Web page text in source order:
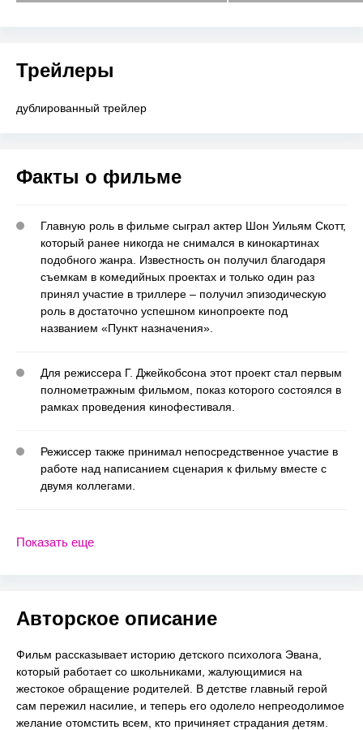
Трейлеры
дублированный трейлер
Факты о фильме
Главную роль в фильме сыграл актер Шон Уильям Скотт,
который ранее никогда не снимался в кинокартинах
подобного жанра. Известность он получил благодаря
съемкам в комедийных проектах и только один раз
принял участие в триллере – получил эпизодическую
роль в достаточно успешном кинопроекте под
названием «Пункт назначения».
Для режиссера Г. Джейкобсона этот проект стал первым
полнометражным фильмом, показ которого состоялся в
рамках проведения кинофестиваля.
Режиссер также принимал непосредственное участие в
работе над написанием сценария к фильму вместе с
двумя коллегами.
Показать еще
Авторское описание
Фильм рассказывает историю детского психолога Эвана,
который работает со школьниками, жалующимися на
жестокое обращение родителей. В детстве главный герой
сам пережил насилие, и теперь его одолело непреодолимое
желание отомстить всем, кто причиняет страдания детям.